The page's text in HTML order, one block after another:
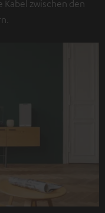
zwischen den